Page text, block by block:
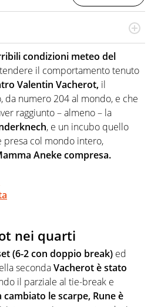
in una nicchia di esperti, lui ne
umori social del mondo delle
condizioni meteo del
il comportamento tenuto
Valentin Vacherot, il
da numero 204 al mondo, e che
raggiunto – almeno – la
, e un incubo quello
presa col mondo intero,
Aneke compresa.
nei quarti
(6-2 con doppio break) ed
secondaVacherot è stato
il parziale al tie-break e
cambiato le scarpe, Rune è